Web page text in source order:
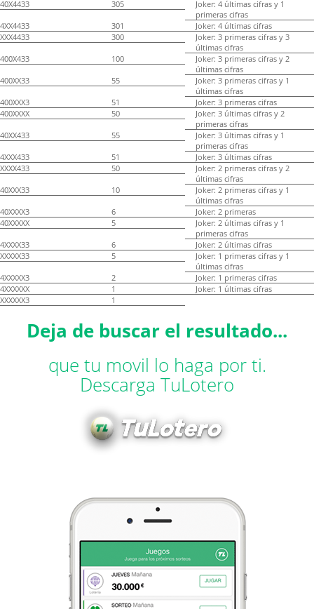
40X4433
305
Joker: 4 últimas cifras y 1
primeras cifras
4XX4433
301
Joker: 4 últimas cifras
XXX4433
300
Joker: 3 primeras cifras y 3
últimas cifras
400X433
100
Joker: 3 primeras cifras y 2
últimas cifras
400XX33
55
Joker: 3 primeras cifras y 1
últimas cifras
400XXX3
51
Joker: 3 primeras cifras
400XXXX
50
Joker: 3 últimas cifras y 2
primeras cifras
40XX433
55
Joker: 3 últimas cifras y 1
primeras cifras
4XXX433
51
Joker: 3 últimas cifras
XXXX433
50
Joker: 2 primeras cifras y 2
últimas cifras
40XXX33
10
Joker: 2 primeras cifras y 1
últimas cifras
40XXXX3
6
Joker: 2 primeras
40XXXXX
5
Joker: 2 últimas cifras y 1
primeras cifras
4XXXX33
6
Joker: 2 últimas cifras
XXXXX33
5
Joker: 1 primeras cifras y 1
últimas cifras
4XXXXX3
2
Joker: 1 primeras cifras
4XXXXXX
1
Joker: 1 últimas cifras
XXXXXX3
1
Deja de buscar el resultado...
que tu movil lo haga por ti.
Descarga TuLotero